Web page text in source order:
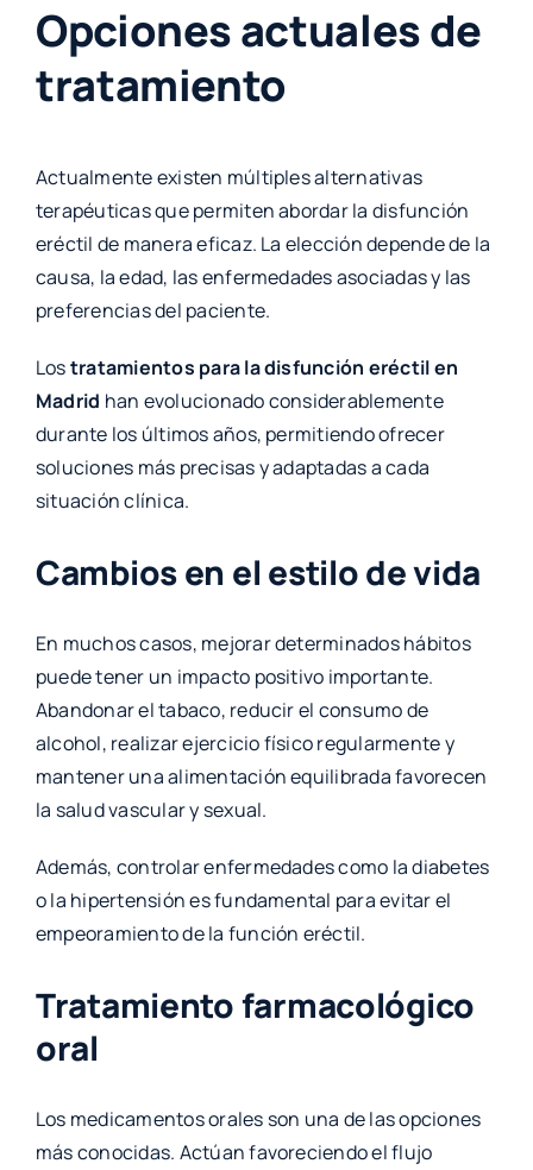
Opciones actuales de
tratamiento
Actualmente existen múltiples alternativas
terapéuticas que permiten abordar la disfunción
eréctil de manera eficaz. La elección depende de la
causa, la edad, las enfermedades asociadas y las
preferencias del paciente.
Lostratamientos para la disfunción eréctil en
Madrid han evolucionado considerablemente
durante los últimos años, permitiendo ofrecer
soluciones más precisas y adaptadas a cada
situación clínica.
Cambios en el estilo de vida
En muchos casos, mejorar determinados hábitos
puede tener un impacto positivo importante.
Abandonar el tabaco, reducir el consumo de
alcohol, realizar ejercicio físico regularmente y
mantener una alimentación equilibrada favorecen
la salud vascular y sexual.
Además, controlar enfermedades como la diabetes
o la hipertensión es fundamental para evitar el
empeoramiento de la función eréctil.
Tratamiento farmacológico
oral
Los medicamentos orales son una de las opciones
más conocidas. Actúan favoreciendo el flujo